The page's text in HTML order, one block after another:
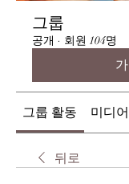
그룹
공개 · 회원 104명
그룹 활동 미디어
뒤로